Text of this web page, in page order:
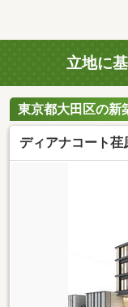
立地に
東京都大田区の新
ディアナコート